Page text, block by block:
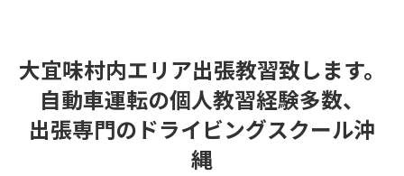
大宜味村内エリア出張教習致します。
自動車運転の個人教習経験多数、
出張専門のドライビングスクール沖
縄